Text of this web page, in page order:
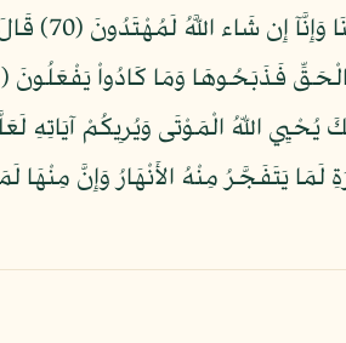
ادْعُ لَنَا
يَتَفَجَّرُ مِنْهُ الأَنْهَارُ وَإِنَّ